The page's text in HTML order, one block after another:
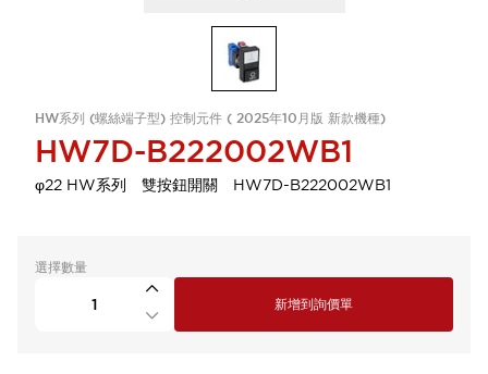
HW系列 (螺絲端子型) 控制元件 ( 2025年10月版 新款機種)
HW7D-B222002WB1
φ22 HW系列 雙按鈕開關 HW7D-B222002WB1
選擇數量
新增到詢價單